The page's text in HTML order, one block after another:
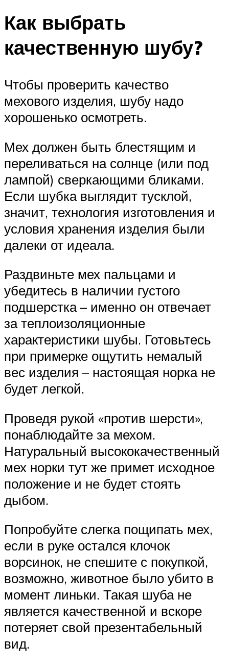
Как выбрать
качественную шубу?
Чтобы проверить качество
мехового изделия, шубу надо
хорошенько осмотреть.
Мех должен быть блестящим и
переливаться на солнце (или под
лампой) сверкающими бликами.
Если шубка выглядит тусклой,
значит, технология изготовления и
условия хранения изделия были
далеки от идеала.
Раздвиньте мех пальцами и
убедитесь в наличии густого
подшерстка – именно он отвечает
за теплоизоляционные
характеристики шубы. Готовьтесь
при примерке ощутить немалый
вес изделия – настоящая норка не
будет легкой.
Проведя рукой «против шерсти»,
понаблюдайте за мехом.
Натуральный высококачественный
мех норки тут же примет исходное
положение и не будет стоять
дыбом.
Попробуйте слегка пощипать мех,
если в руке остался клочок
ворсинок, не спешите с покупкой,
возможно, животное было убито в
момент линьки. Такая шуба не
является качественной и вскоре
потеряет свой презентабельный
вид.